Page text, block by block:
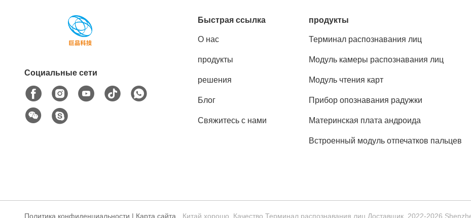
Социальные сети
Быстрая ссылка
О нас
продукты
решения
Блог
Свяжитесь с нами
продукты
Терминал распознавания лиц
Модуль камеры распознавания лиц
Модуль чтения карт
Прибор опознавания радужки
Материнская плата андроида
Встроенный модуль отпечатков пальцев
Политика конфиденциальности | Карта сайта Китай хорошо. Качество Терминал распознавания лиц Доставщик. 2022-2026